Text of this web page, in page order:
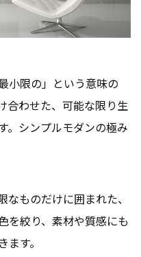
小限の」という意味の
合わせた、可能な限り生
。シンプルモダンの極み
ものだけに囲まれた、
を絞り、素材や質感にも
す。